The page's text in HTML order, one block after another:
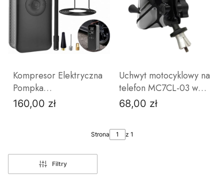
Kompresor Elektryczna
Pompka
Bezprzewodowa z
Funkcją Powerbanka
Cena
160,00 zł
Uchwyt motocyklowy na
telefon MC7CL-03 w
główkę ramy USB X-
Grip
Cena
68,00 zł
Strona z 1
Filtry